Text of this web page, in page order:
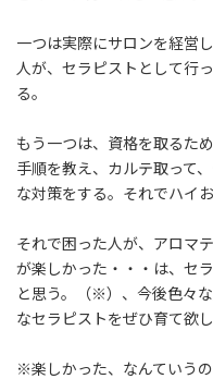
一つは実際にサロンを経営
人が、セラピストとして行
る。
もう一つは、資格を取るた
手順を教え、カルテ取って
な対策をする。それでハイ
それで困った人が、アロマ
が楽しかった・・・は、セ
と思う。（※）、今後色々
なセラピストをぜひ育て欲し
※楽しかった、なんていう